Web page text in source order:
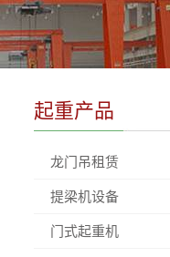
起重产品
龙门吊租赁
提梁机设备
门式起重机